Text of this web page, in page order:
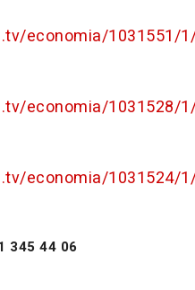
economia/1031551/
economia/1031528/
economia/1031524/
345 44 06